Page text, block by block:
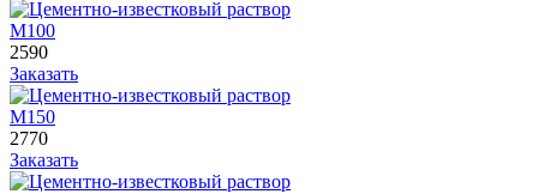
М100
2590
Заказать
М150
2770
Заказать